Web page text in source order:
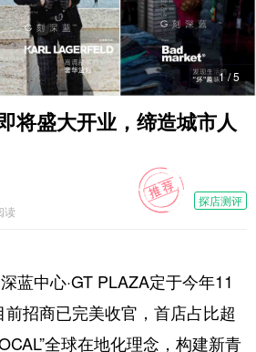
1/5
将盛大开业，缔造城市人
探店测评
读
蓝中心·GT PLAZA定于今年11
前招商已完美收官，首店占比超
全球在地化理念，构建新青